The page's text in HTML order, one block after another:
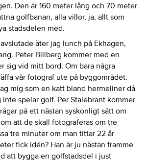
Den är 160 meter lång och 70 meter
golfbanan, alla villor, ja, allt som
stadsdelen med.
äter jag lunch på Ekhagen,
Peter Billberg kommer med en
sig vid mitt bord. Om bara några
vår fotograf ute på byggområdet.
mig som en katt bland hermeliner då
inte spelar golf. Per Stalebrant kommer
på ett nästan syskonligt sätt om
att de skall fotograferas om tre
tre minuter om man tittar 22 år
fick idén? Han är ju nästan framme
att bygga en golfstadsdel i just